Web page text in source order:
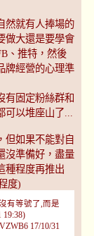
然就有人捧場的
做大還是要學會
、推特，然後
牌經營的心理準
有固定粉絲群和
以堆座山了...
但如果不能對自
沒準備好，盡量
種程度再推出
度)
有等號了,而是
19:38)
17/10/31